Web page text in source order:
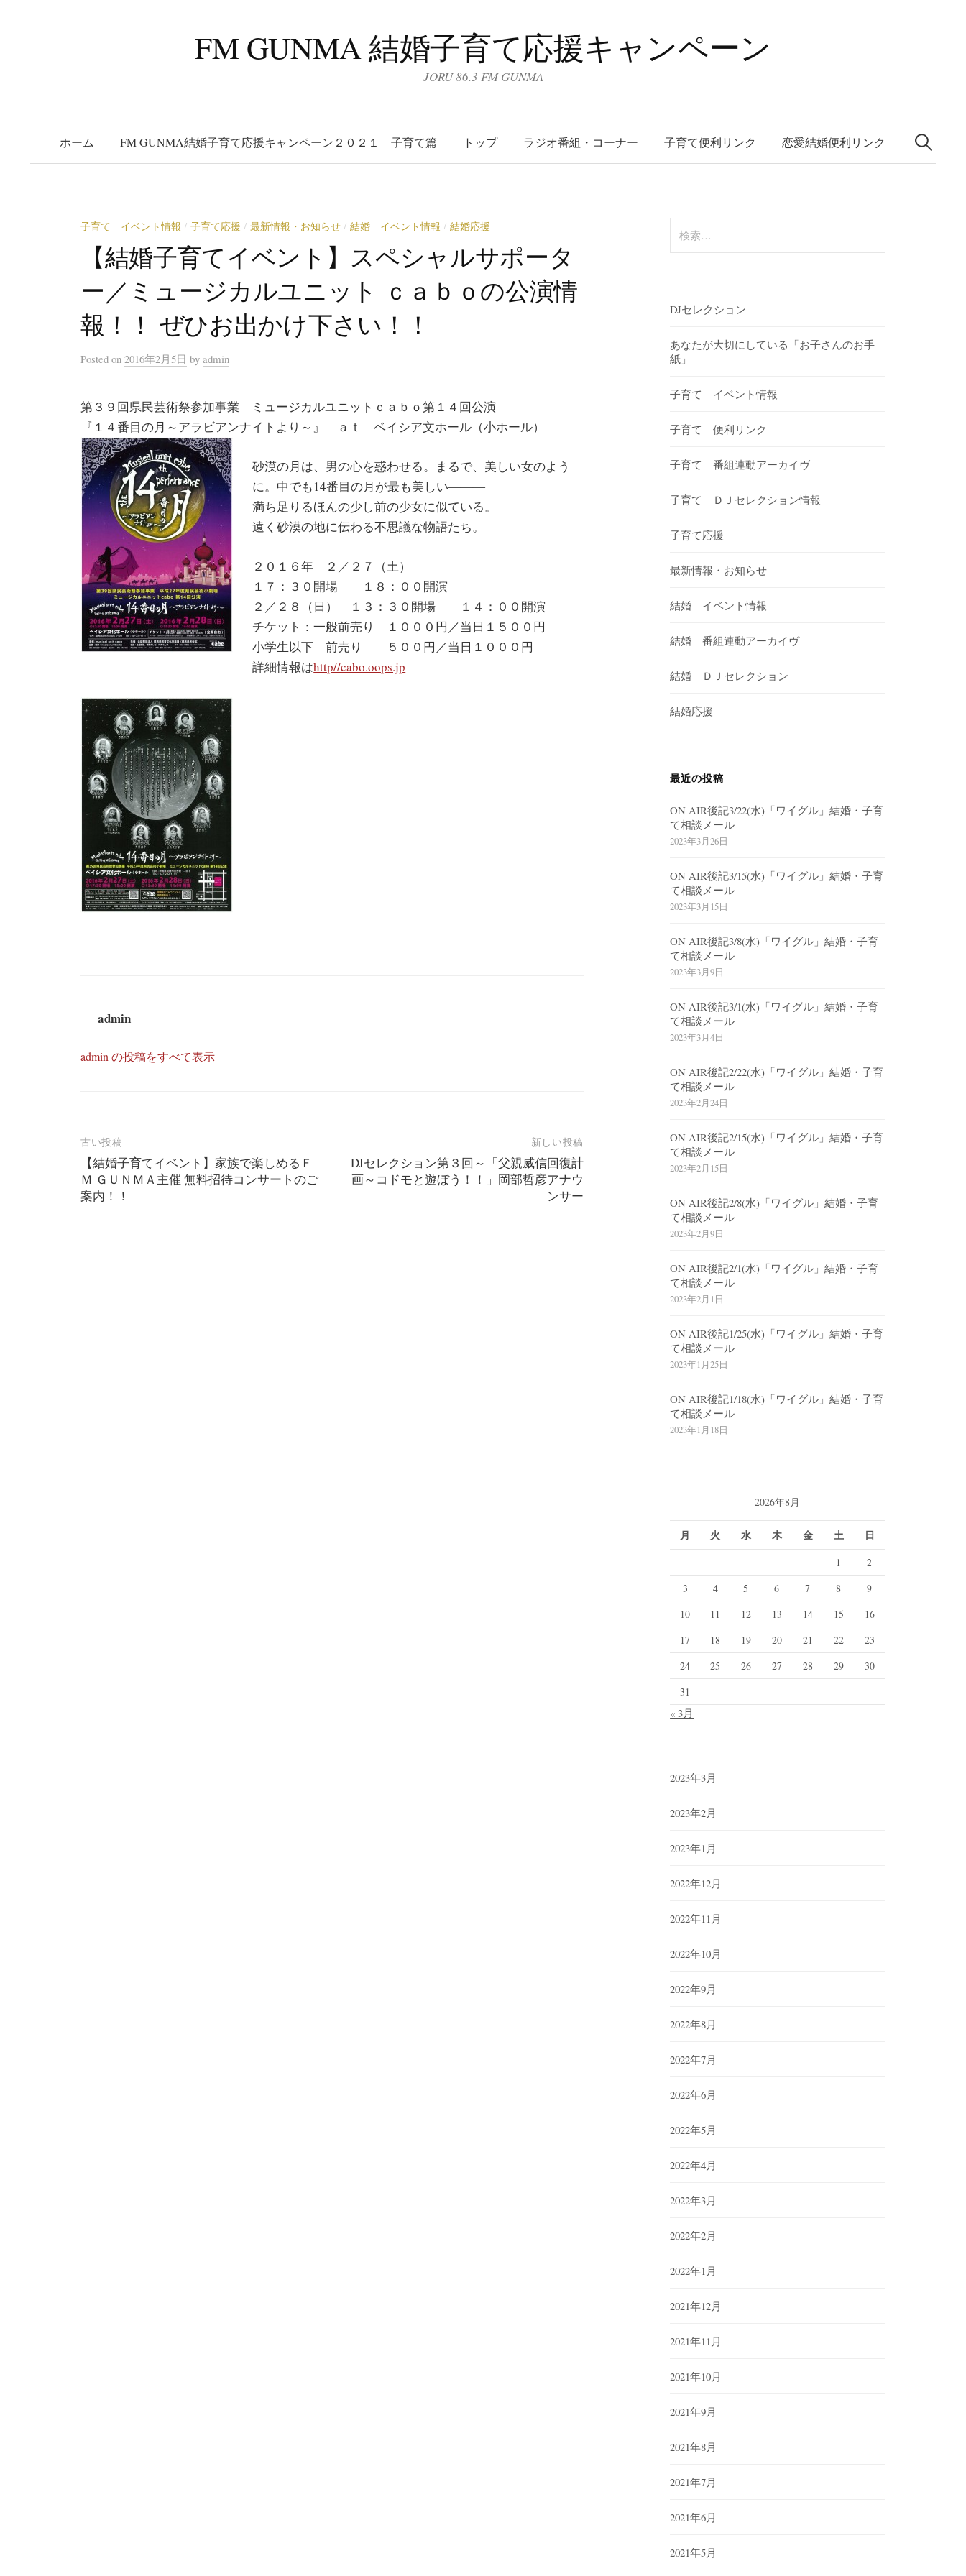
FM GUNMA 結婚子育て応援キャンペーン
JORU 86.3 FM GUNMA
ホーム FM GUNMA結婚子育て応援キャンペーン２０２１ 子育て篇 トップ ラジオ番組・コーナー 子育て便利リンク 恋愛結婚便利リンク
検
索:
子育て イベント情報 / 子育て応援 / 最新情報・お知らせ / 結婚 イベント情報 / 結婚応援
【結婚子育てイベント】スペシャルサポータ
ー／ミュージカルユニット ｃａｂｏの公演情
報！！ ぜひお出かけ下さい！！
Posted on 2016年2月5日 by admin
第３９回県民芸術祭参加事業 ミュージカルユニットｃａｂｏ第１４回公演
『１４番目の月～アラビアンナイトより～』 ａｔ ベイシア文ホール（小ホール）
砂漠の月は、男の心を惑わせる。まるで、美しい女のよう
に。中でも14番目の月が最も美しい―――
満ち足りるほんの少し前の少女に似ている。
遠く砂漠の地に伝わる不思議な物語たち。
２０１６年 ２／２７（土）
１７：３０開場 １８：００開演
２／２８（日） １３：３０開場 １４：００開演
チケット：一般前売り １０００円／当日１５００円
小学生以下 前売り ５００円／当日１０００円
詳細情報はhttp//cabo.oops.jp
admin
admin の投稿をすべて表示
投
稿
ナ
古い投稿
【結婚子育てイベント】家族で楽しめるＦ
Ｍ ＧＵＮＭＡ主催 無料招待コンサートのご
案内！！
新しい投稿
DJセレクション第３回～「父親威信回復計
画～コドモと遊ぼう！！」岡部哲彦アナウ
ンサー
索:
DJセレクション
あなたが大切にしている「お子さんのお手
紙」
子育て イベント情報
子育て 便利リンク
子育て 番組連動アーカイヴ
子育て ＤＪセレクション情報
子育て応援
最新情報・お知らせ
結婚 イベント情報
結婚 番組連動アーカイヴ
結婚 ＤＪセレクション
結婚応援
最近の投稿
ON AIR後記3/22(水)「ワイグル」結婚・子育
て相談メール
2023年3月26日
ON AIR後記3/15(水)「ワイグル」結婚・子育
て相談メール
2023年3月15日
ON AIR後記3/8(水)「ワイグル」結婚・子育
て相談メール
2023年3月9日
ON AIR後記3/1(水)「ワイグル」結婚・子育
て相談メール
2023年3月4日
ON AIR後記2/22(水)「ワイグル」結婚・子育
て相談メール
2023年2月24日
ON AIR後記2/15(水)「ワイグル」結婚・子育
て相談メール
2023年2月15日
ON AIR後記2/8(水)「ワイグル」結婚・子育
て相談メール
2023年2月9日
ON AIR後記2/1(水)「ワイグル」結婚・子育
て相談メール
2023年2月1日
ON AIR後記1/25(水)「ワイグル」結婚・子育
て相談メール
2023年1月25日
ON AIR後記1/18(水)「ワイグル」結婚・子育
て相談メール
2023年1月18日
2026年8月
月 火 水 木 金 土 日
1
2
3
4 5 6 7 8
9
10
11 12 13 14 15
16
17
18 19 20 21 22
23
24
25 26 27 28 29
30
31
« 3月
2023年3月
2023年2月
2023年1月
2022年12月
2022年11月
2022年10月
2022年9月
2022年8月
2022年7月
2022年6月
2022年5月
2022年4月
2022年3月
2022年2月
2022年1月
2021年12月
2021年11月
2021年10月
2021年9月
2021年8月
2021年7月
2021年6月
2021年5月